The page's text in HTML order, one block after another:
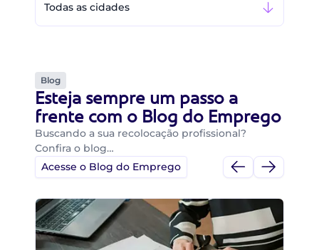
Todas as cidades
Blog
Esteja sempre um passo a
frente com o Blog do Emprego
Buscando a sua recolocação profissional?
Confira o blog…
Acesse o Blog do Emprego